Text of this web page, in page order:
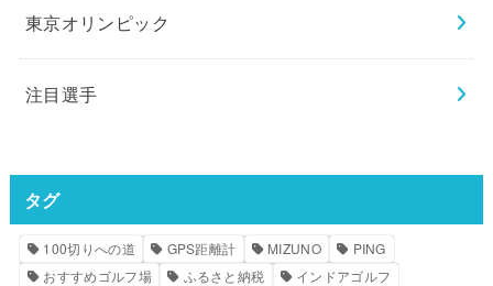
東京オリンピック
注目選手
タグ
100切りへの道 GPS距離計 MIZUNO
PING
おすすめゴルフ場
ふるさと納税 インドアゴルフ